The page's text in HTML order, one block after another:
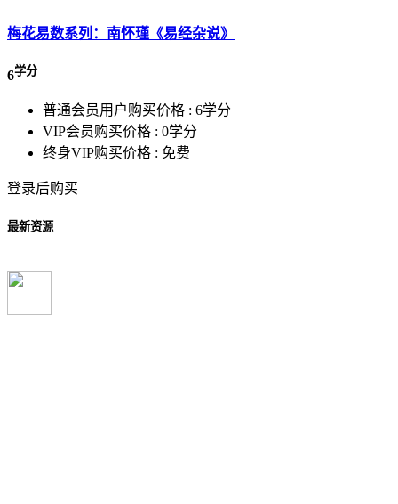
梅花易数系列：南怀瑾《易经杂说》
6学分
普通会员用户购买价格 : 6学分
VIP会员购买价格 : 0学分
终身VIP购买价格 : 免费
登录后购买
最新资源